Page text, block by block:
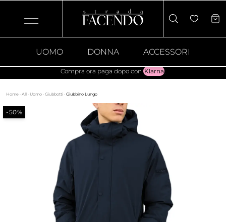
UOMO DONNA ACCESSORI
Compra ora paga dopo con Klarna.
Home · All · Uomo · Giubbotti · Giubbino Lungo
-50%